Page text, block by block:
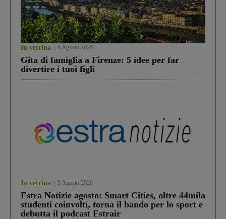
In vetrina 6 Agosto 2026
Gita di famiglia a Firenze: 5 idee per far
divertire i tuoi figli
In vetrina 3 Agosto 2026
Estra Notizie agosto: Smart Cities, oltre 44mila
studenti coinvolti, torna il bando per lo sport e
debutta il podcast Estrair